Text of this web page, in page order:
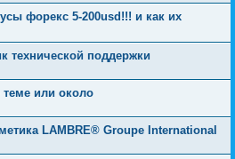
форекс 5-200usd!!! и как их
технической поддержки
теме или около
LAMBRE® Groupe International